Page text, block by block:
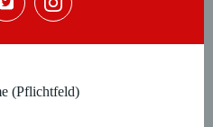
(Pflichtfeld)